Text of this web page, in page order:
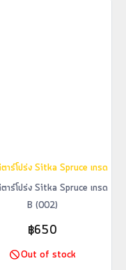
ตาร์โปร่ง Sitka Spruce เกรด B
ตาร์โปร่ง Sitka Spruce เกรด
B (002)
฿650
Out of stock